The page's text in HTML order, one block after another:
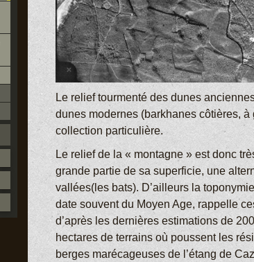
Le relief tourmenté des dunes
dunes modernes (barkhanes côtières,
collection particulière.
Le relief de la « montagne » est donc
grande partie de sa superficie, une
vallées(les bats). D’ailleurs la
date souvent du Moyen Age, rappelle
d’après les dernières estimations de
hectares de terrains où poussent les
berges marécageuses de l’étang de